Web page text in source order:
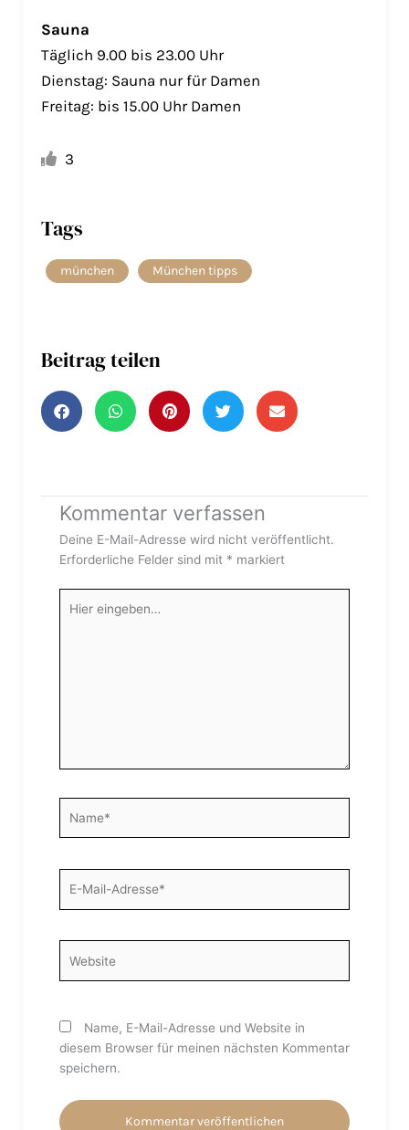
Sauna
Täglich 9.00 bis 23.00 Uhr
Dienstag: Sauna nur für Damen
Freitag: bis 15.00 Uhr Damen
3
Tags
münchen München tipps
Beitrag teilen
Kommentar verfassen
Deine E-Mail-Adresse wird nicht veröffentlicht.
Erforderliche Felder sind mit * markiert
eingeben…
Mail-
Name, E-Mail-Adresse und Website in
diesem Browser für meinen nächsten Kommentar
speichern.